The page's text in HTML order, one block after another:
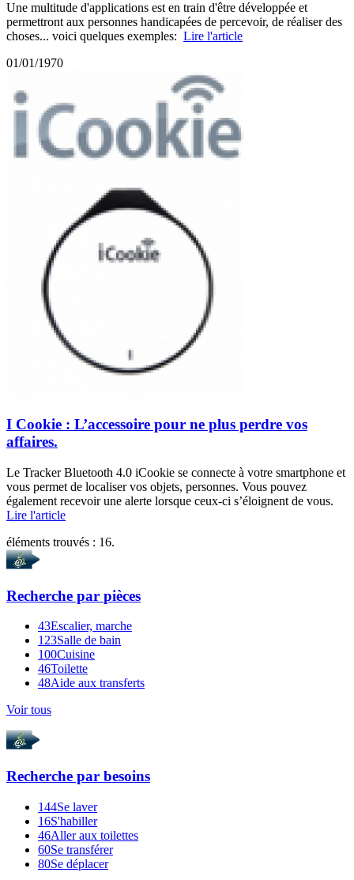
Une multitude d'applications est en train d'être développée et
permettront aux personnes handicapées de percevoir, de réaliser des
choses... voici quelques exemples: Lire l'article
01/01/1970
I Cookie : L’accessoire pour ne plus perdre vos
affaires.
Le Tracker Bluetooth 4.0 iCookie se connecte à votre smartphone et
vous permet de localiser vos objets, personnes. Vous pouvez
également recevoir une alerte lorsque ceux-ci s’éloignent de vous.
Lire l'article
éléments trouvés : 16.
Recherche par pièces
43Escalier, marche
123Salle de bain
100Cuisine
46Toilette
48Aide aux transferts
Voir tous
Recherche par besoins
144Se laver
16S'habiller
46Aller aux toilettes
60Se transférer
80Se déplacer